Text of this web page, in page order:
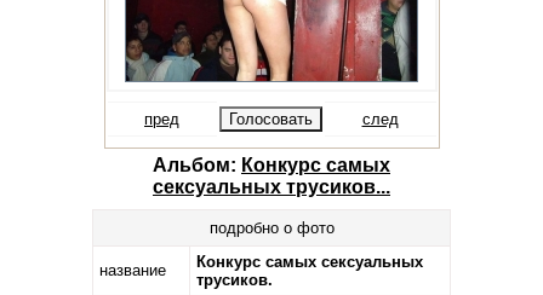
пред след
Альбом: Конкурс самых
сексуальных трусиков...
подробно о фото
название
Конкурс самых сексуальных
трусиков.